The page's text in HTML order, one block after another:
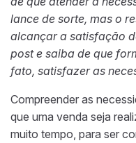
lance de sorte, mas o
alcançar a satisfação
post e saiba de que
fato, satisfazer as
Compreender as
que uma venda seja
muito tempo, para ser